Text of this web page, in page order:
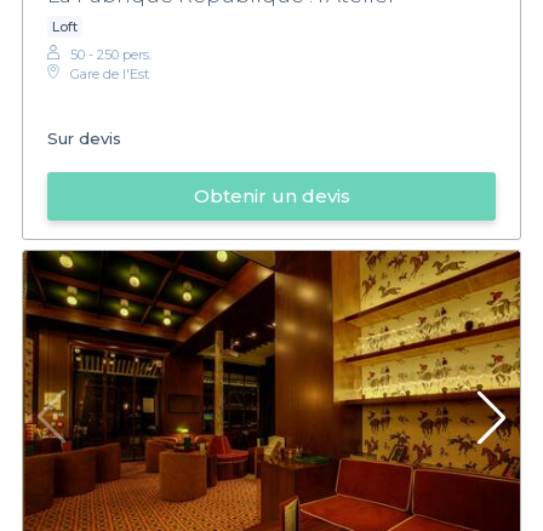
Loft
50 - 250 pers.
Gare de l'Est
Sur devis
Obtenir un devis